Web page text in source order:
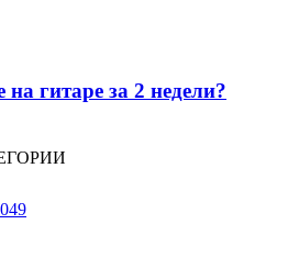
гитаре за 2 недели?